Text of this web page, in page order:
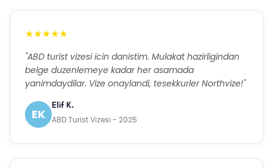
★★★★★
"ABD turist vizesi icin danistim. Mulakat hazirligindan
belge duzenlemeye kadar her asamada
yanimdaydilar. Vize onaylandi, tesekkurler Northvize!"
EK
Elif K.
ABD Turist Vizesi - 2025